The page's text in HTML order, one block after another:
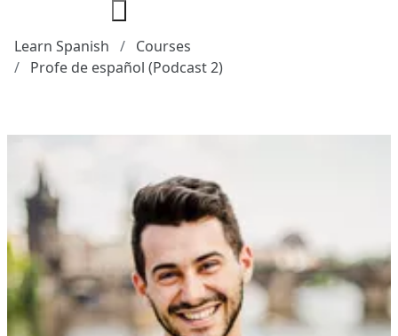
Learn Spanish
Courses
Profe de español (Podcast 2)